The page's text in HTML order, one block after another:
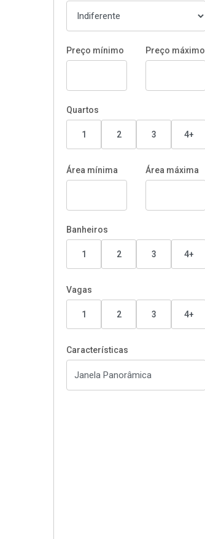
Preço mínimo Preço máximo
Quartos
1 2 3 4+
Área mínima Área máxima
Banheiros
1 2 3 4+
Vagas
1 2 3 4+
Características